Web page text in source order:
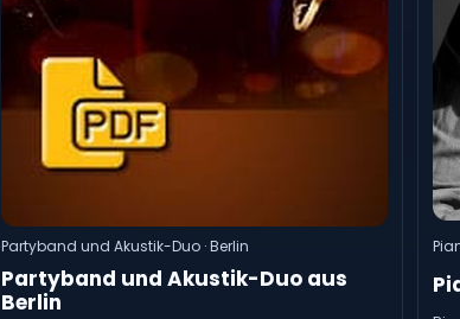
Partyband und Akustik-Duo · Berlin
Partyband und Akustik-Duo aus
Berlin